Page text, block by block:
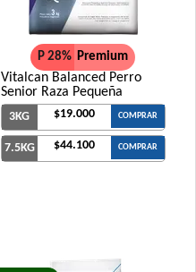
P 28% Premium
Vitalcan Balanced Perro
Senior Raza Pequeña
3KG $19.000 COMPRAR
7.5KG $44.100 COMPRAR